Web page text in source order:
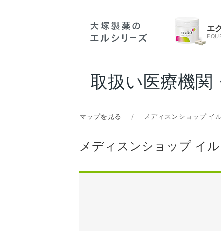
エ
取扱い医療機関
マップを見る メディスンショップ イ
メディスンショップ イ